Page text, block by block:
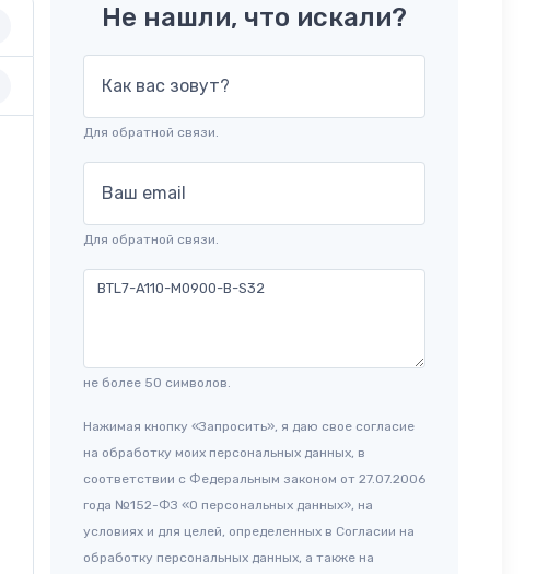
Не нашли, что искали?
Как вас зовут?
Для обратной связи.
Ваш email
Для обратной связи.
не более 50 символов.
Нажимая кнопку «Запросить», я даю свое согласие
на обработку моих персональных данных, в
соответствии с Федеральным законом от 27.07.2006
года №152-ФЗ «О персональных данных», на
условиях и для целей, определенных в Согласии на
обработку персональных данных, а также на